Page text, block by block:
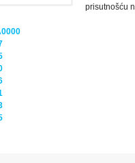
prisutnošću